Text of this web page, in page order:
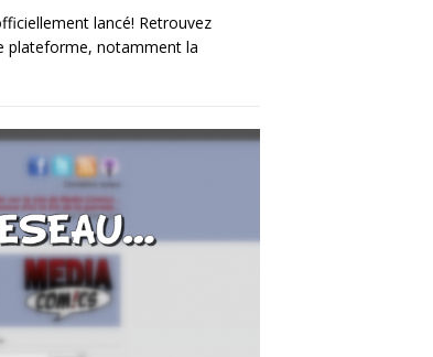
lancé! Retrouvez
plateforme, notamment la